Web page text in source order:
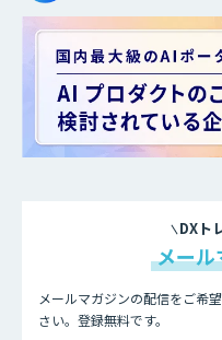
DXト
メール
メールマガジンの配信をご希
さい。登録無料です。